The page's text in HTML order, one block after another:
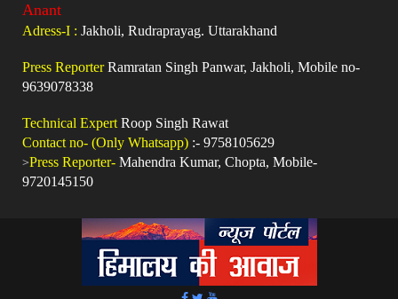
Anant
Adress-I : Jakholi, Rudraprayag. Uttarakhand
Press ReporterRamratan Singh Panwar, Jakholi, Mobile no-
9639078338
Technical Expert Roop Singh Rawat
Contact no- (Only Whatsapp) :- 9758105629
>Press Reporter- Mahendra Kumar, Chopta, Mobile-
9720145150